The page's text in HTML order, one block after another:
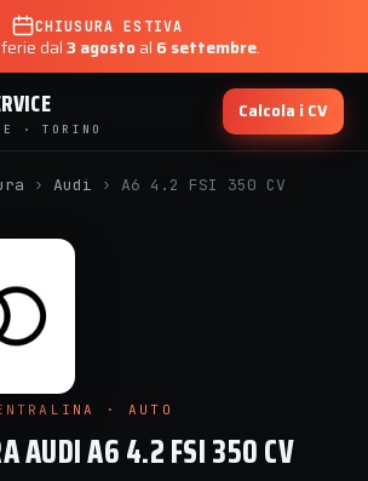
CHIUSURA ESTIVA
dal3 agostoal 6 settembre.
· TORINO
Calcola i CV
› Audi › A6 4.2 FSI 350 CV
· AUTO
AUDI A6 4.2 FSI 350 CV